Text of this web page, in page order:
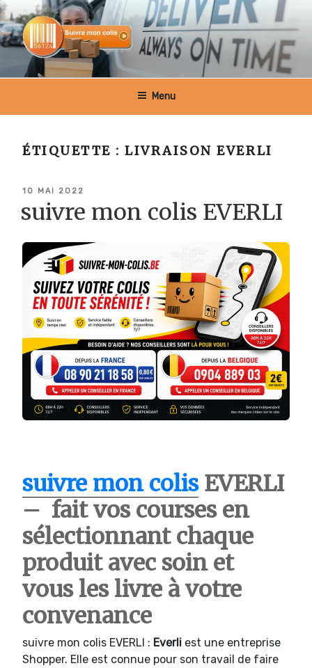
Aller
au
contenu
principal
SUIVRE MON COLIS BELGIQUE
Menu
ÉTIQUETTE :LIVRAISON EVERLI
PUBLIÉ
10 MAI 2022
suivre mon colis EVERLI
suivre mon colisEVERLI
– fait vos courses en
sélectionnant chaque
produit avec soin et
vous les livre à votre
convenance
suivre mon colis EVERLI : Everli est une entreprise
Shopper. Elle est connue pour son travail de faire